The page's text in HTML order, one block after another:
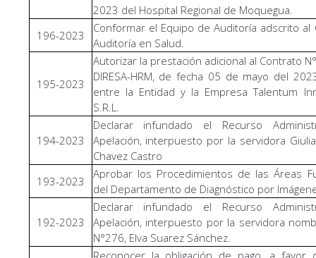
2023 del Hospital Regional de Moquegua.
196-2023
Conformar el Equipo de Auditoría adscrito al
Auditoría en Salud.
195-2023
Autorizar la prestación adicional al Contrato
DIRESA-HRM, de fecha 05 de mayo del
entre la Entidad y la Empresa Talentum
S.R.L.
194-2023
Declarar infundado el Recurso
Apelación, interpuesto por la servidora
Chavez Castro
193-2023
Aprobar los Procedimientos de las Áreas
del Departamento de Diagnóstico por
192-2023
Declarar infundado el Recurso
Apelación, interpuesto por la servidora
N°276, Elva Suarez Sánchez.
Reconocer la obligación de pago, a favor